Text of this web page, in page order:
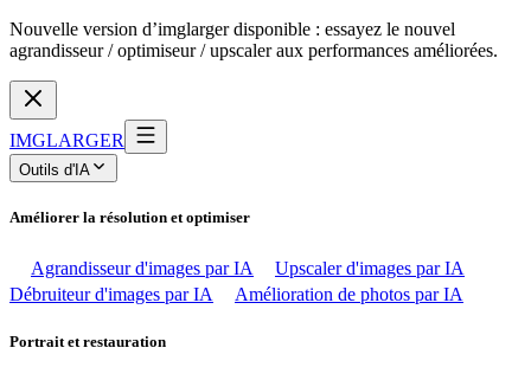
Nouvelle version d’imglarger disponible : essayez le nouvel
agrandisseur / optimiseur / upscaler aux performances améliorées.
IMGLARGER
Outils d'IA
Améliorer la résolution et optimiser
Agrandisseur d'images par IA
Upscaler d'images par IA
Débruiteur d'images par IA
Amélioration de photos par IA
Portrait et restauration